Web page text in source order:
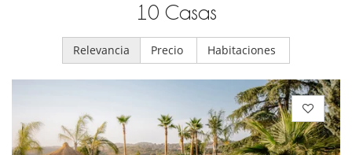
10 Casas
Relevancia Precio Habitaciones